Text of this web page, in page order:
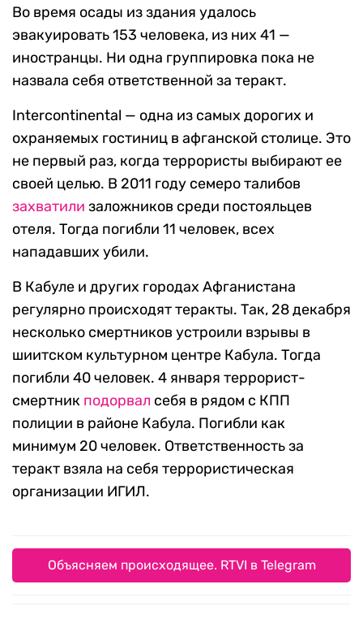
Во время осады из здания удалось
эвакуировать 153 человека, из них 41 —
иностранцы. Ни одна группировка пока не
назвала себя ответственной за теракт.
Intercontinental — одна из самых дорогих и
охраняемых гостиниц в афганской столице. Это
не первый раз, когда террористы выбирают ее
своей целью. В 2011 году семеро талибов
захватили заложников среди постояльцев
отеля. Тогда погибли 11 человек, всех
нападавших убили.
В Кабуле и других городах Афганистана
регулярно происходят теракты. Так, 28 декабря
несколько смертников устроили взрывы в
шиитском культурном центре Кабула. Тогда
погибли 40 человек. 4 января террорист-
смертник подорвал себя в рядом с КПП
полиции в районе Кабула. Погибли как
минимум 20 человек. Ответственность за
теракт взяла на себя террористическая
организации ИГИЛ.
Объясняем происходящее. RTVI в Telegram